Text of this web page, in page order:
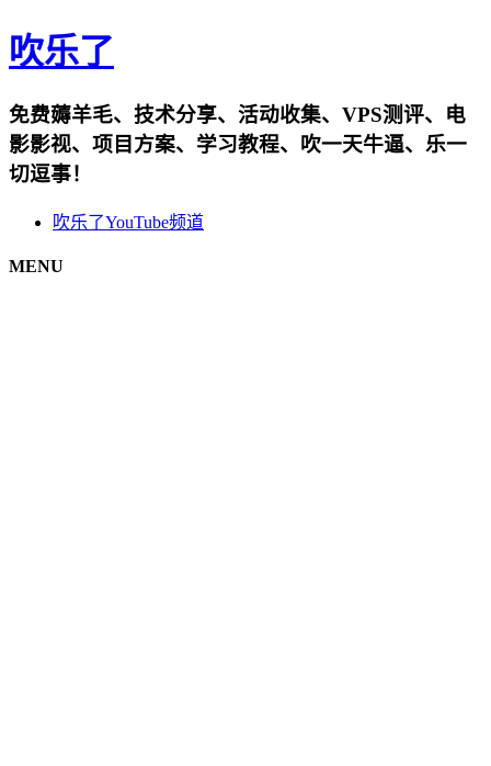
吹乐了
免费薅羊毛、技术分享、活动收集、VPS测评、电
影影视、项目方案、学习教程、吹一天牛逼、乐一
切逗事！
吹乐了YouTube频道
MENU